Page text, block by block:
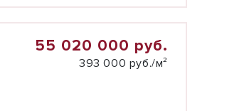
55 020 000 руб.
393 000 руб./м²